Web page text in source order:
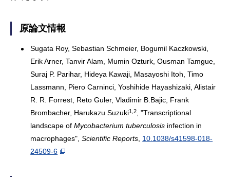
原論文情報
Sugata Roy, Sebastian Schmeier, Bogumil Kaczkowski,
Erik Arner, Tanvir Alam, Mumin Ozturk, Ousman Tamgue,
Suraj P. Parihar, Hideya Kawaji, Masayoshi Itoh, Timo
Lassmann, Piero Carninci, Yoshihide Hayashizaki, Alistair
R. R. Forrest, Reto Guler, Vladimir B.Bajic, Frank
Brombacher, Harukazu Suzuki1,2
, "Transcriptional
landscape ofMycobacterium tuberculosis infection in
macrophages",Scientific Reports 10.1038/s41598-018-
24509-6